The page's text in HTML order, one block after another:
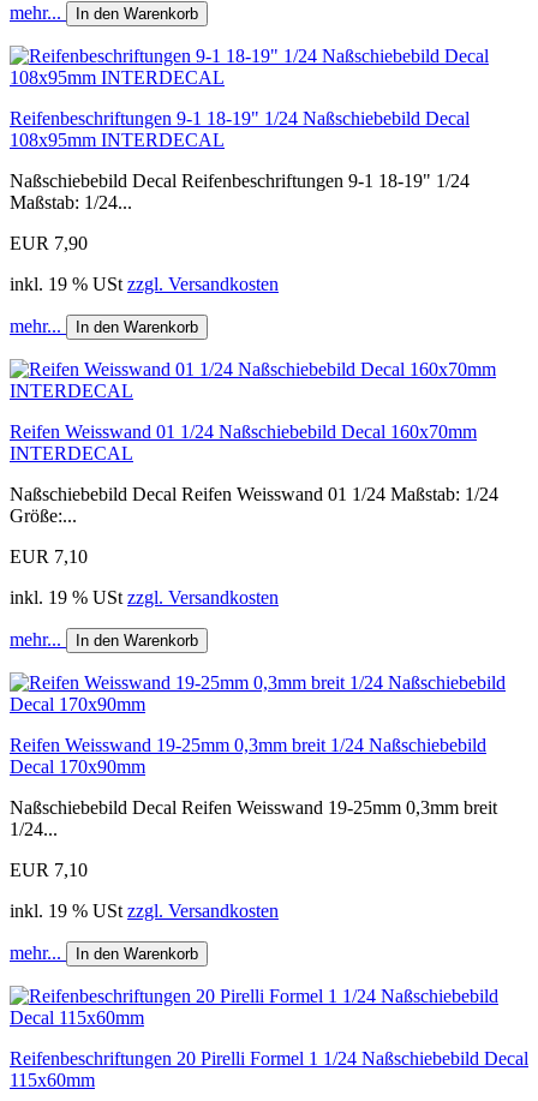
mehr... In den Warenkorb
Reifenbeschriftungen 9-1 18-19" 1/24 Naßschiebebild Decal
108x95mm INTERDECAL
Naßschiebebild Decal Reifenbeschriftungen 9-1 18-19" 1/24
Maßstab: 1/24...
EUR 7,90
inkl. 19 % USt zzgl. Versandkosten
mehr... In den Warenkorb
Reifen Weisswand 01 1/24 Naßschiebebild Decal 160x70mm
INTERDECAL
Naßschiebebild Decal Reifen Weisswand 01 1/24 Maßstab: 1/24
Größe:...
EUR 7,10
inkl. 19 % USt zzgl. Versandkosten
mehr... In den Warenkorb
Reifen Weisswand 19-25mm 0,3mm breit 1/24 Naßschiebebild
Decal 170x90mm
Naßschiebebild Decal Reifen Weisswand 19-25mm 0,3mm breit
1/24...
EUR 7,10
inkl. 19 % USt zzgl. Versandkosten
mehr... In den Warenkorb
Reifenbeschriftungen 20 Pirelli Formel 1 1/24 Naßschiebebild Decal
115x60mm